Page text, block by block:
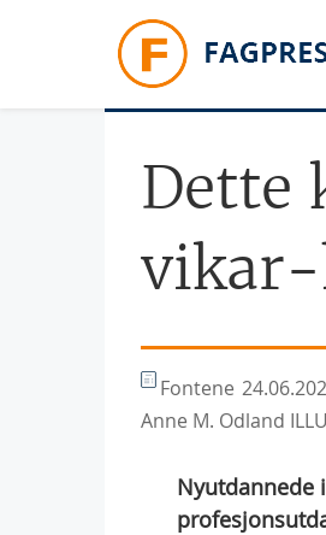
Dette
Fontene
Anne M. Odland
Nyutdannede